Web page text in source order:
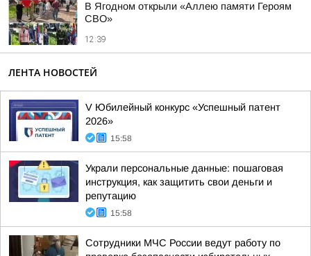
В Ягодном открыли «Аллею памяти Героям
СВО»
12:39
ЛЕНТА НОВОСТЕЙ
V Юбилейный конкурс «Успешный патент
2026»
15:58
Украли персональные данные: пошаговая
инструкция, как защитить свои деньги и
репутацию
15:58
Сотрудники МЧС России ведут работу по